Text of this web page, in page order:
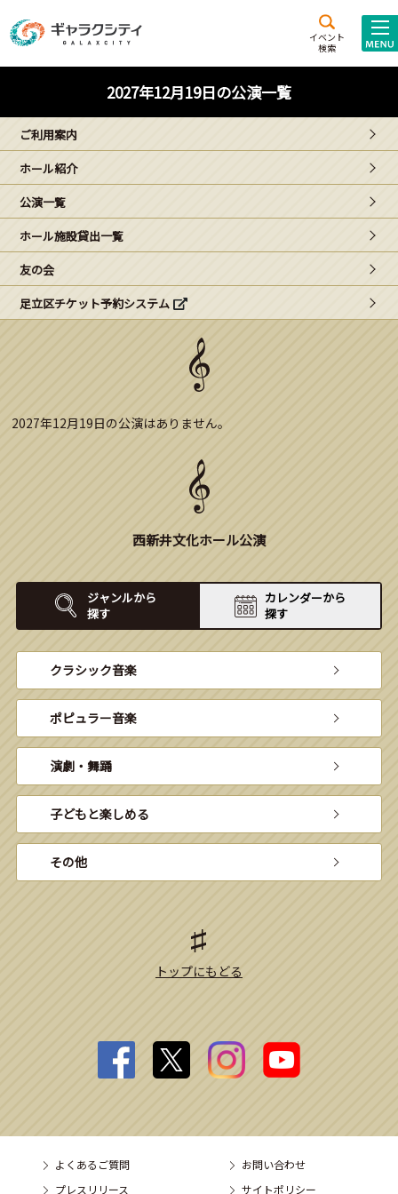
イベント
検索
施設案内
西新井
文化ホール
ギャラクシティとは
こどもみーてぃんぐ
Gがくえん
ブランドからのお知らせ
2027年12月19日の公演一覧
ご利用案内
ホール紹介
公演一覧
ホール施設貸出一覧
友の会
足立区チケット予約システム
2027年12月19日の公演はありません。
西新井文化ホール公演
ジャンルから
探す
カレンダーから
探す
クラシック音楽
ポピュラー音楽
演劇・舞踊
子どもと楽しめる
その他
トップにもどる
よくあるご質問
お問い合わせ
プレスリリース
サイトポリシー